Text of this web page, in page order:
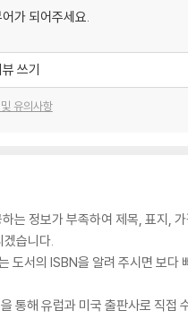
가 되어주세요.
뷰 쓰기
유의사항
는 정보가 부족하여 제목, 표지,
겠습니다.
도서의 ISBN을 알려 주시면 보다
통해 유럽과 미국 출판사로 직접